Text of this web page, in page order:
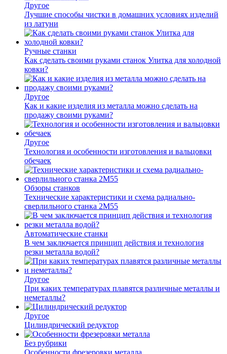
Другое
Лучшие способы чистки в домашних условиях изделий
из латуни
Ручные станки
Как сделать своими руками станок Улитка для холодной
ковки?
Другое
Как и какие изделия из металла можно сделать на
продажу своими руками?
Другое
Технология и особенности изготовления и вальцовки
обечаек
Обзоры станков
Технические характеристики и схема радиально-
сверлильного станка 2М55
Автоматические станки
В чем заключается принцип действия и технология
резки металла водой?
Другое
При каких температурах плавятся различные металлы и
неметаллы?
Другое
Цилиндрический редуктор
Без рубрики
Особенности фрезеровки металла